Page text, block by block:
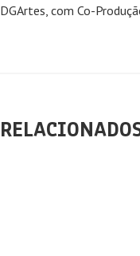
DGArtes, com Co-